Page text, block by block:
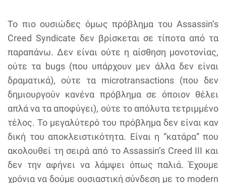
Το πιο ουσιώδες όμως πρόβλημα του Assassin’s
Creed Syndicate δεν βρίσκεται σε τίποτα από τα
παραπάνω. Δεν είναι ούτε η αίσθηση μονοτονίας,
ούτε τα bugs (που υπάρχουν μεν άλλα δεν είναι
δραματικά), ούτε τα microtransactions (που δεν
δημιουργούν κανένα πρόβλημα σε όποιον θέλει
απλά να τα αποφύγει), ούτε το απόλυτα τετριμμένο
τέλος. Το μεγαλύτερό του πρόβλημα δεν είναι καν
δική του αποκλειστικότητα. Είναι η “κατάρα” που
ακολουθεί τη σειρά από το Assassin’s Creed III και
δεν την αφήνει να λάμψει όπως παλιά. Έχουμε
χρόνια να δούμε ουσιαστική σύνδεση με το modern